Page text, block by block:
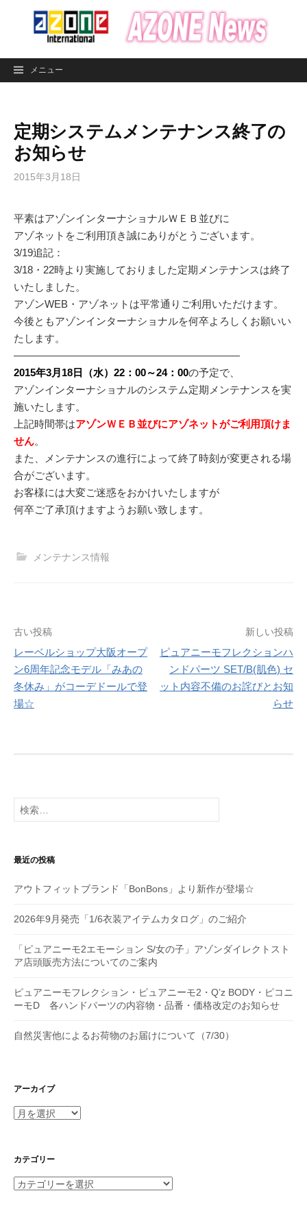
ン
メニュー
定期システムメンテナンス終了の
お知らせ
2015年3月18日
平素はアゾンインターナショナルＷＥＢ並びに
アゾネットをご利用頂き誠にありがとうございます。
3/19追記：
3/18・22時より実施しておりました定期メンテナンスは終了
いたしました。
アゾンWEB・アゾネットは平常通りご利用いただけます。
今後ともアゾンインターナショナルを何卒よろしくお願いい
たします。
——————————————————————
2015年3月18日（水）22：00～24：00の予定で、
アゾンインターナショナルのシステム定期メンテナンスを実
施いたします。
上記時間帯はアゾンＷＥＢ並びにアゾネットがご利用頂けま
せん。
また、メンテナンスの進行によって終了時刻が変更される場
合がございます。
お客様には大変ご迷惑をおかけいたしますが
何卒ご了承頂けますようお願い致します。
メンテナンス情報
投
稿
ナ
ビ
ョ
古い投稿
レーベルショップ大阪オープ
ン6周年記念モデル「みあの
冬休み」がコーデドールで登
場☆
新しい投稿
ピュアニーモフレクションハ
ンドパーツ SET/B(肌色) セ
ット内容不備のお詫びとお知
らせ
検
索:
最近の投稿
アウトフィットブランド「BonBons」より新作が登場☆
2026年9月発売「1/6衣装アイテムカタログ」のご紹介
「ピュアニーモ2エモーション S/女の子」アゾンダイレクトスト
ア店頭販売方法についてのご案内
ピュアニーモフレクション・ピュアニーモ2・Q’z BODY・ピコニ
ーモD 各ハンドパーツの内容物・品番・価格改定のお知らせ
自然災害他によるお荷物のお届けについて（7/30）
アーカイブ
ア
イ
カテゴリー
カ